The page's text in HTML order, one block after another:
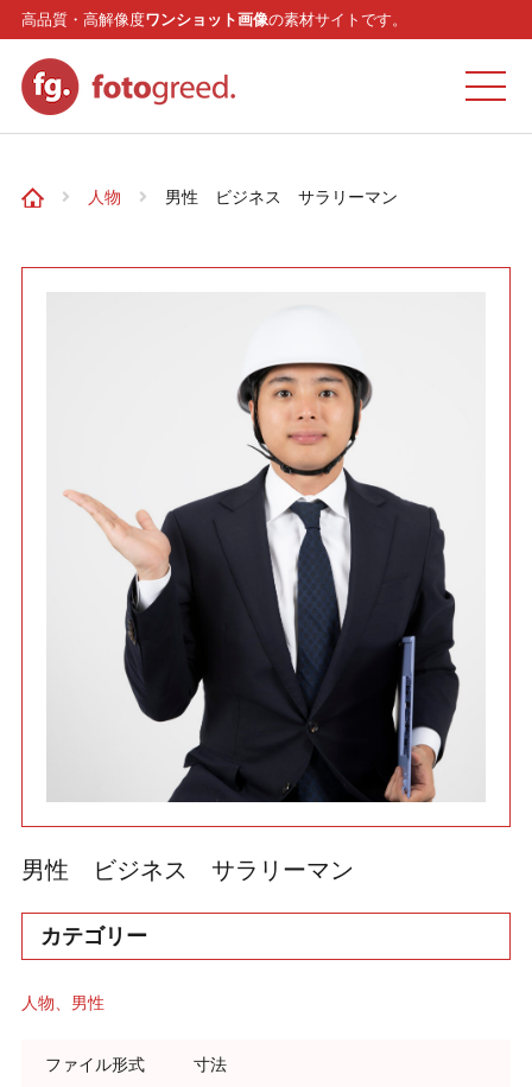
高品質・高解像度ワンショット画像の素材サイトです。
使い方・ヘルプ
人物 男性 ビジネス サラリーマン
男性 ビジネス サラリーマン
カテゴリー
人物 男性
ファイル形式 寸法